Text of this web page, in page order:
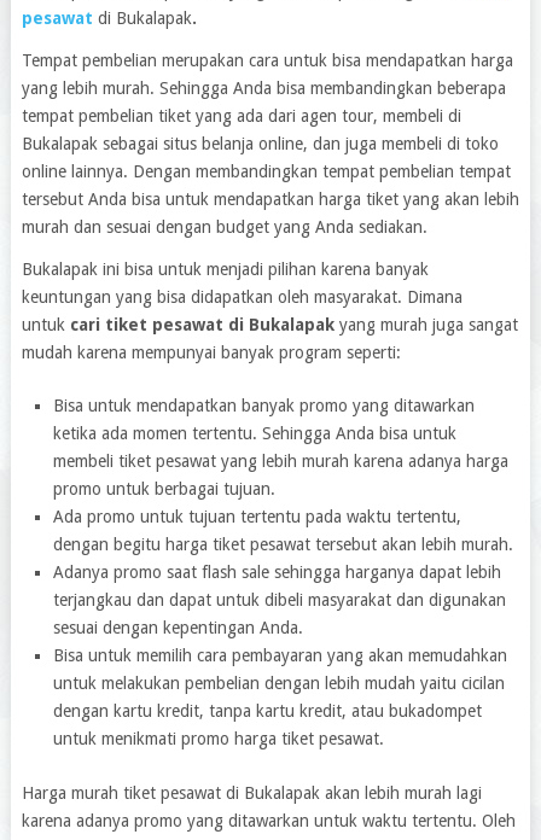
pesawat di Bukalapak.
Tempat pembelian merupakan cara untuk bisa mendapatkan harga
yang lebih murah. Sehingga Anda bisa membandingkan beberapa
tempat pembelian tiket yang ada dari agen tour, membeli di
Bukalapak sebagai situs belanja online, dan juga membeli di toko
online lainnya. Dengan membandingkan tempat pembelian tempat
tersebut Anda bisa untuk mendapatkan harga tiket yang akan lebih
murah dan sesuai dengan budget yang Anda sediakan.
Bukalapak ini bisa untuk menjadi pilihan karena banyak
keuntungan yang bisa didapatkan oleh masyarakat. Dimana
untuk cari tiket pesawat di Bukalapak yang murah juga sangat
mudah karena mempunyai banyak program seperti:
Bisa untuk mendapatkan banyak promo yang ditawarkan
ketika ada momen tertentu. Sehingga Anda bisa untuk
membeli tiket pesawat yang lebih murah karena adanya harga
promo untuk berbagai tujuan.
Ada promo untuk tujuan tertentu pada waktu tertentu,
dengan begitu harga tiket pesawat tersebut akan lebih murah.
Adanya promo saat flash sale sehingga harganya dapat lebih
terjangkau dan dapat untuk dibeli masyarakat dan digunakan
sesuai dengan kepentingan Anda.
Bisa untuk memilih cara pembayaran yang akan memudahkan
untuk melakukan pembelian dengan lebih mudah yaitu cicilan
dengan kartu kredit, tanpa kartu kredit, atau bukadompet
untuk menikmati promo harga tiket pesawat.
Harga murah tiket pesawat di Bukalapak akan lebih murah lagi
karena adanya promo yang ditawarkan untuk waktu tertentu. Oleh